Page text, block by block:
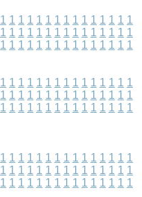
1 1 1 1 1 1 1 1 1 1 1 1 1 1 1
1 1 1 1 1 1 1 1 1 1 1 1 1 1 1
1 1 1 1 1 1 1 1 1 1 1 1 1 1 1
1 1 1 1 1 1 1 1 1 1 1 1 1 1 1
1 1 1 1 1 1 1 1 1 1 1 1 1 1 1
1 1 1 1 1 1 1 1 1 1 1 1 1 1 1
1 1 1 1 1 1 1 1 1 1 1 1 1 1 1
1 1 1 1 1 1 1 1 1 1 1 1 1 1 1
1 1 1 1 1 1 1 1 1 1 1 1 1 1 1